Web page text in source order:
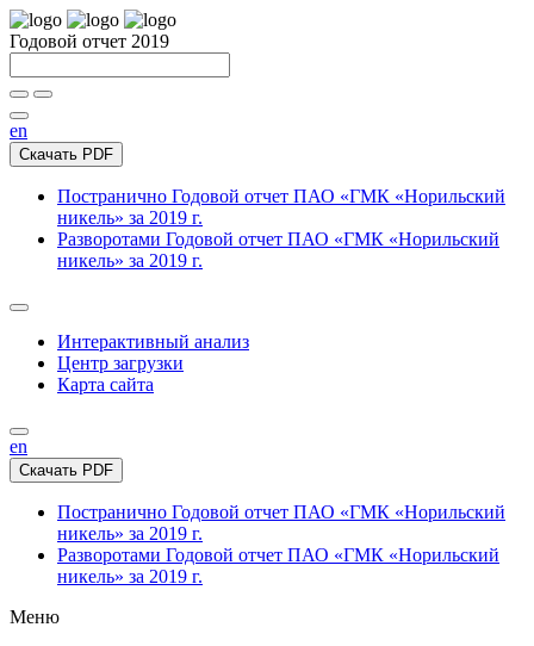
Годовой отчет 2019
en
Скачать PDF
Постранично Годовой отчет ПАО «ГМК «Норильский
никель» за 2019 г.
Разворотами Годовой отчет ПАО «ГМК «Норильский
никель» за 2019 г.
Интерактивный анализ
Центр загрузки
Карта сайта
en
Скачать PDF
Постранично Годовой отчет ПАО «ГМК «Норильский
никель» за 2019 г.
Разворотами Годовой отчет ПАО «ГМК «Норильский
никель» за 2019 г.
Меню